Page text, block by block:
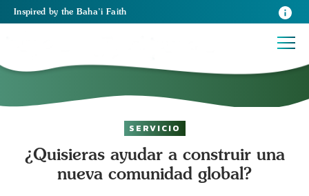
Inspired by the Baha’i Faith
SERVICIO
¿Quisieras ayudar a construir una
nueva comunidad global?